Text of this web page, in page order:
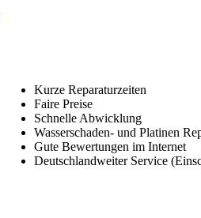
Kurze Reparaturzeiten
Faire Preise
Schnelle Abwicklung
Wasserschaden- und Platinen
Gute Bewertungen im Internet
Deutschlandweiter Service